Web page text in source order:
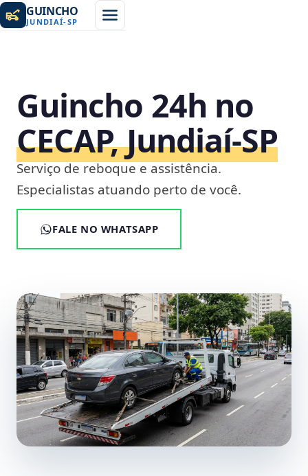
GUINCHO
JUNDIAÍ-SP
Guincho 24h no
CECAP, Jundiaí‑SP
Serviço de reboque e assistência.
Especialistas atuando perto de você.
FALE NO WHATSAPP